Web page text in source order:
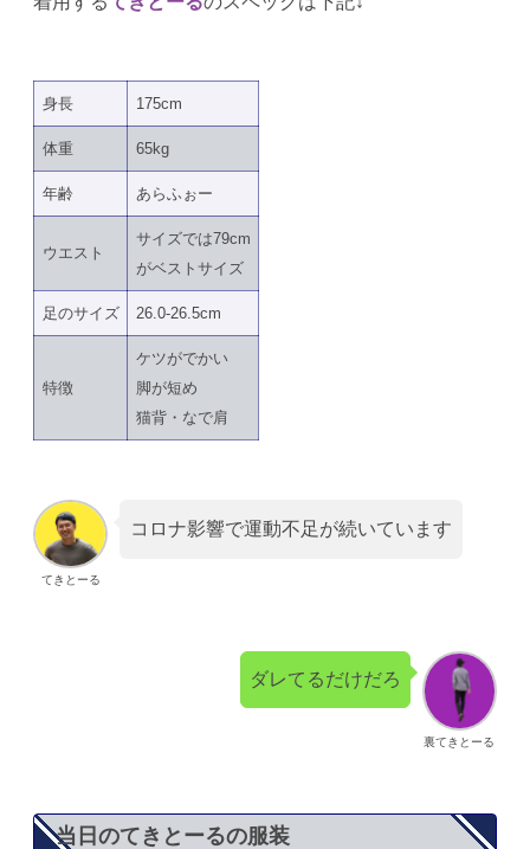
身長 175cm
体重 65kg
年齢 あらふぉー
ウエスト
サイズでは79cm
がベストサイズ
足のサイズ 26.0-26.5cm
特徴
ケツがでかい
脚が短め
猫背・なで肩
てきとーる
コロナ影響で運動不足が続いています
裏てきとーる
ダレてるだけだろ
当日のてきとーるの服装